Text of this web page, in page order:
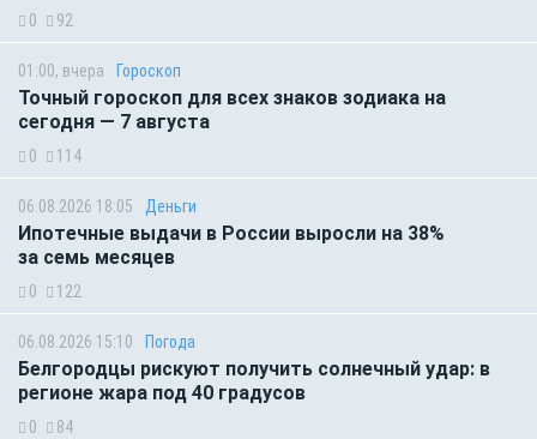
0 92
01:00, вчера Гороскоп
Точный гороскоп для всех знаков зодиака на
сегодня — 7 августа
0 114
06.08.2026 18:05 Деньги
Ипотечные выдачи в России выросли на 38%
за семь месяцев
0 122
06.08.2026 15:10 Погода
Белгородцы рискуют получить солнечный удар: в
регионе жара под 40 градусов
0 84